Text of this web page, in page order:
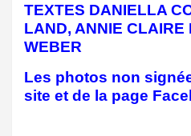
TEXTES DANIELLA
LAND, ANNIE CLAIRE
WEBER
Les photos non
site et de la page